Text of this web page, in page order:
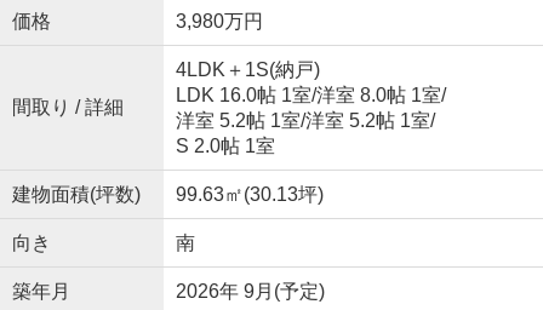
価格 3,980万円
間取り / 詳細
4LDK＋1S(納戸)
LDK 16.0帖 1室/洋室 8.0帖 1室/
洋室 5.2帖 1室/洋室 5.2帖 1室/
S 2.0帖 1室
建物面積(坪数) 99.63㎡(30.13坪)
向き 南
築年月 2026年 9月(予定)